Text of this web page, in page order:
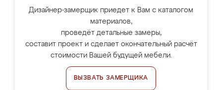
Дизайнер-замерщик приедет к Вам с каталогом
материалов,
проведёт детальные замеры,
составит проект и сделает окончательный расчёт
стоимости Вашей будущей мебели.
ВЫЗВАТЬ ЗАМЕРЩИКА